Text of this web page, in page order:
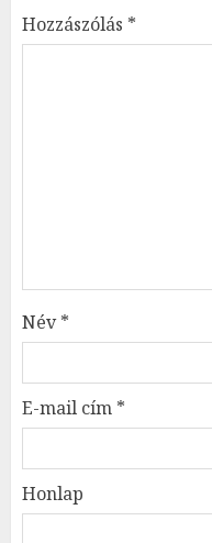
Hozzászólás *
Név*
E-mail cím *
Honlap